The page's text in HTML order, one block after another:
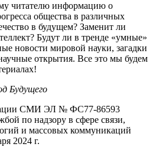
читателю информацию о
общества в различных
в будущем? Заменит ли
Будут ли в тренде «умные»
новости мировой науки, загадки
открытия. Все это мы будем
Будущего
СМИ ЭЛ № ФС77-86593
по надзору в сфере связи,
и массовых коммуникаций
2024 г.